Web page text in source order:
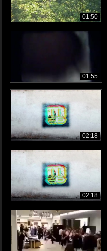
01:50
01:55
02:18
02:18